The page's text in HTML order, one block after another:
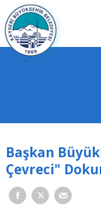
Başkan
Çevreci"